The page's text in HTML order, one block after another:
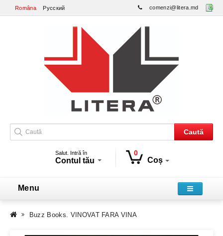
Româna Русский comenzi@litera.md
Caută
Salut. Intră în
Contul tău
0
Coș
Menu
Buzz Books. VINOVAT FARA VINA